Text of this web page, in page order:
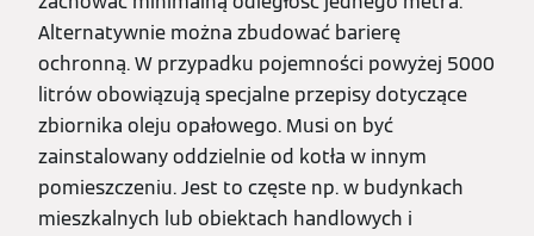
Alternatywnie można zbudować barierę
ochronną. W przypadku pojemności powyżej 5000
litrów obowiązują specjalne przepisy dotyczące
zbiornika oleju opałowego. Musi on być
zainstalowany oddzielnie od kotła w innym
pomieszczeniu. Jest to częste np. w budynkach
mieszkalnych lub obiektach handlowych i